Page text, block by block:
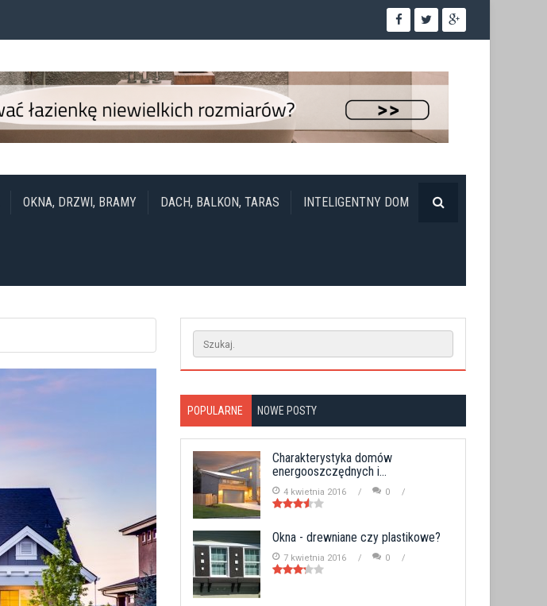
OKNA, DRZWI, BRAMY DACH, BALKON, TARAS INTELIGENTNY DOM
POPULARNE NOWE POSTY
Charakterystyka domów
energooszczędnych i...
4 kwietnia 2016 0
Okna - drewniane czy plastikowe?
7 kwietnia 2016 0